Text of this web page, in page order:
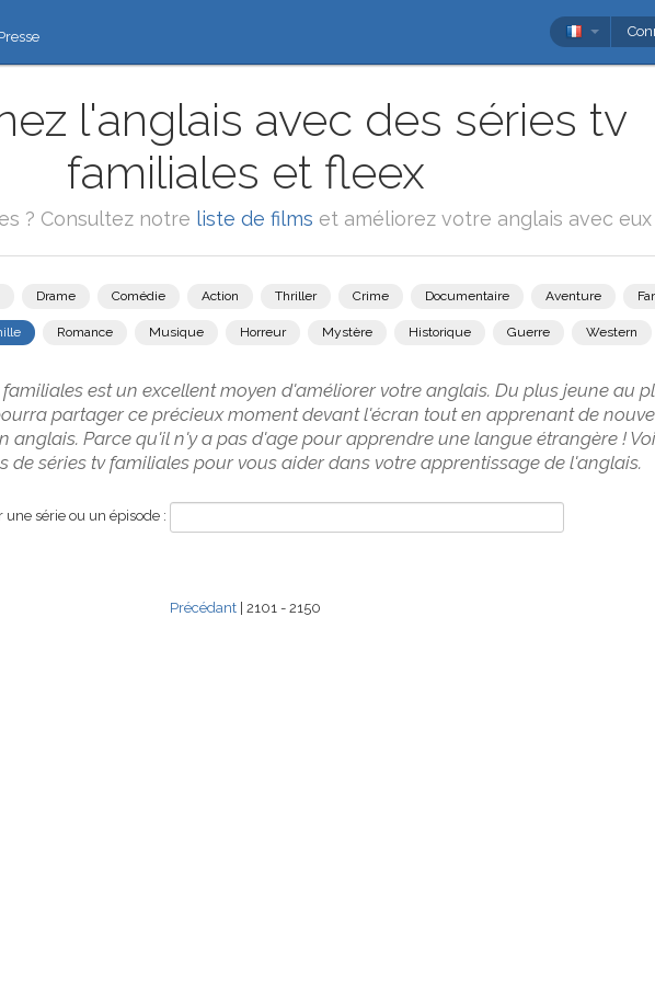
l'anglais avec des séries tv
familiales et fleex
? Consultez notre liste de films et améliorez votre anglais avec eux
Drame Comédie Action Thriller Crime Documentaire Aventure
Romance Musique Horreur Mystère Historique Guerre Western
est un excellent moyen d'améliorer votre anglais. Du plus jeune au
partager ce précieux moment devant l'écran tout en apprenant de
anglais. Parce qu'il n'y a pas d'age pour apprendre une langue étrangère !
de séries tv familiales pour vous aider dans votre apprentissage de l'anglais.
une série ou un épisode :
Précédant | 2101 - 2150